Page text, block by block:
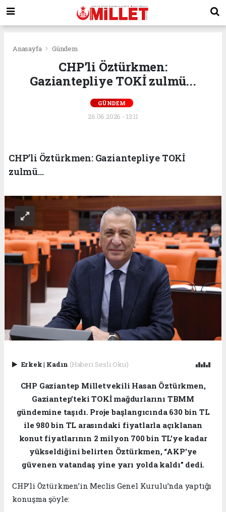
Anasayfa Gündem
CHP’li Öztürkmen:
Gaziantepliye TOKİ zulmü...
GÜNDEM
26.06.2026 - 13:11
CHP’li Öztürkmen: Gaziantepliye TOKİ
zulmü...
Erkek| Kadın (Haberi Sesli Oku)
CHP Gaziantep Milletvekili Hasan Öztürkmen,
Gaziantep’teki TOKİ mağdurlarını TBMM
gündemine taşıdı. Proje başlangıcında 630 bin TL
ile 980 bin TL arasındaki fiyatlarla açıklanan
konut fiyatlarının 2 milyon 700 bin TL’ye kadar
yükseldiğini belirten Öztürkmen, “AKP’ye
güvenen vatandaş yine yarı yolda kaldı” dedi.
CHP’li Öztürkmen’in Meclis Genel Kurulu’nda yaptığı
konuşma şöyle: